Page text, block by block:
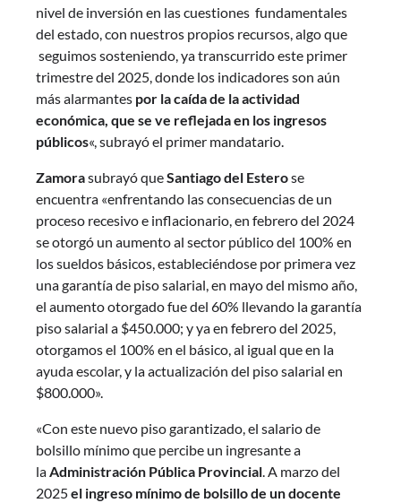
nivel de inversión en las cuestiones fundamentales
del estado, con nuestros propios recursos, algo que
seguimos sosteniendo, ya transcurrido este primer
trimestre del 2025, donde los indicadores son aún
más alarmantes por la caída de la actividad
económica, que se ve reflejada en los ingresos
públicos«, subrayó el primer mandatario.
Zamorasubrayó queSantiago del Esterose
encuentra «enfrentando las consecuencias de un
proceso recesivo e inflacionario, en febrero del 2024
se otorgó un aumento al sector público del 100% en
los sueldos básicos, estableciéndose por primera vez
una garantía de piso salarial, en mayo del mismo año,
el aumento otorgado fue del 60% llevando la garantía
piso salarial a $450.000; y ya en febrero del 2025,
otorgamos el 100% en el básico, al igual que en la
ayuda escolar, y la actualización del piso salarial en
$800.000».
«Con este nuevo piso garantizado, el salario de
bolsillo mínimo que percibe un ingresante a
laAdministración Pública Provincial. A marzo del
2025el ingreso mínimo de bolsillo de un docente